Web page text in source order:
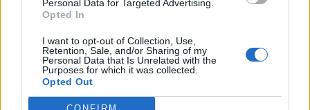
Personal Data for Targeted Advertising.
Opted In
I want to opt-out of Collection, Use,
Retention, Sale, and/or Sharing of my
Personal Data that Is Unrelated with the
Purposes for which it was collected.
Opted Out